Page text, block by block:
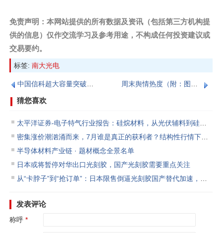
免责声明：本网站提供的所有数据及资讯（包括第三方机构提
供的信息）仅作交流学习及参考用途，不构成任何投资建议或
交易要约‌。
标签: 南大光电
猜您喜欢
太平洋证券-电子特气行业报告：硅烷材料，从光伏辅料到硅碳负极、光纤核心原料
密集涨价潮汹涌而来，7月谁是真正的获利者？结构性行情下的投资逻辑简析
半导体材料产业链 · 题材概念全景名单
日本或将暂停对华出口光刻胶，国产光刻胶需要重点关注
发表评论
称呼